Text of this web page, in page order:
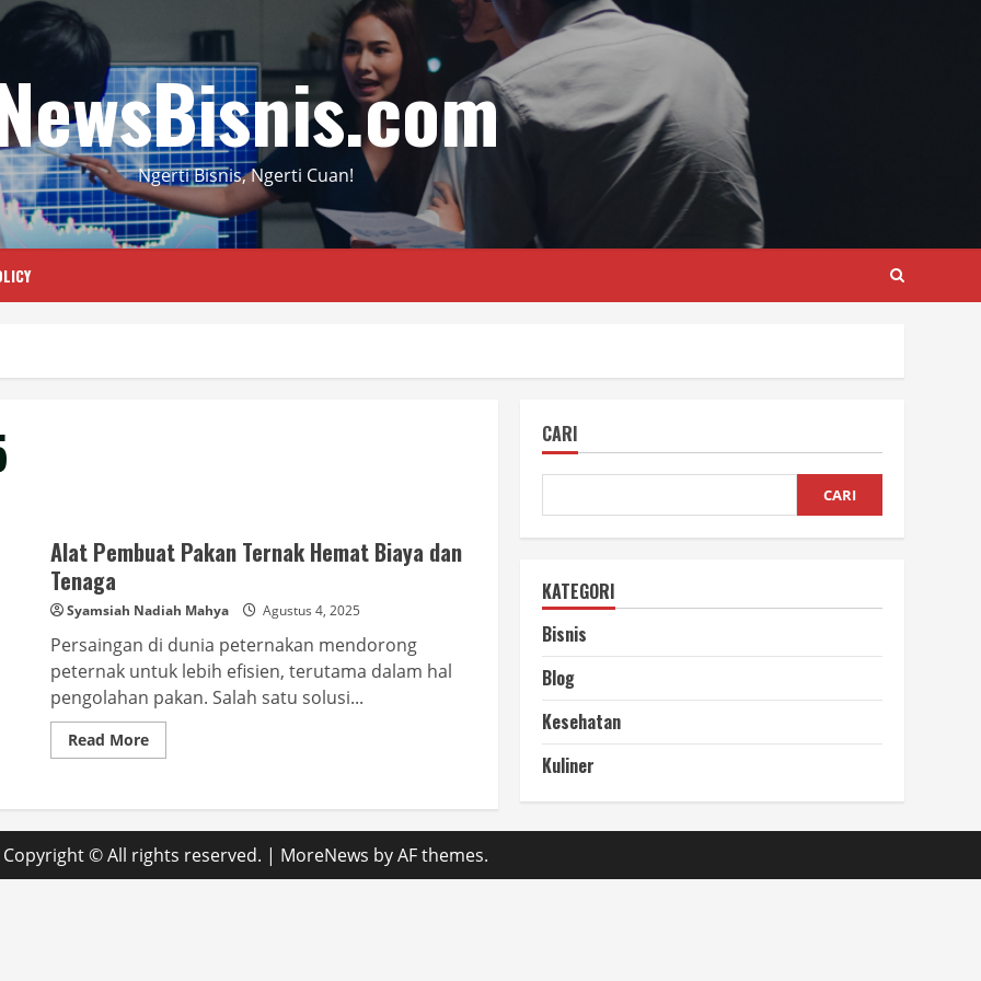
Ngerti Bisnis, Ngerti Cuan!
Alat Pembuat Pakan Ternak Hemat Biaya dan
Tenaga
Syamsiah Nadiah Mahya Agustus 4, 2025
Persaingan di dunia peternakan mendorong
peternak untuk lebih efisien, terutama dalam hal
pengolahan pakan. Salah satu solusi...
Read MoreRead
more
Pakan
Ternak
Hemat
Biaya
dan
CARI
CARI
KATEGORI
Bisnis
Blog
Kesehatan
Kuliner
Copyright © All rights reserved. | MoreNews by AF themes.